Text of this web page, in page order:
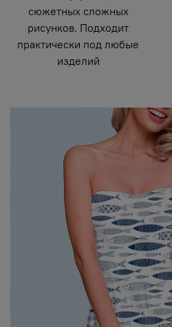
сюжетных сложных
рисунков. Подходит
практически под любые
изделий